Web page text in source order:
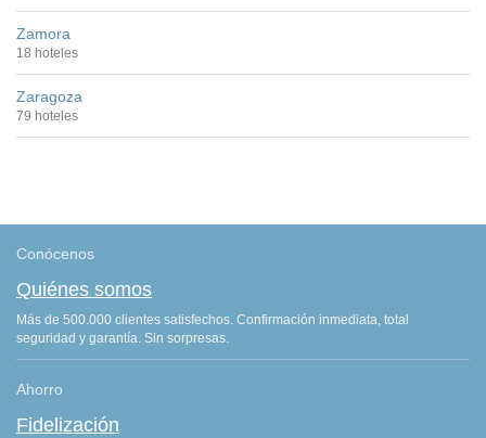
Zamora
18 hoteles
Zaragoza
79 hoteles
Conócenos
Quiénes somos
Más de 500.000 clientes satisfechos. Confirmación inmediata, total
seguridad y garantía. Sin sorpresas.
Ahorro
Fidelización